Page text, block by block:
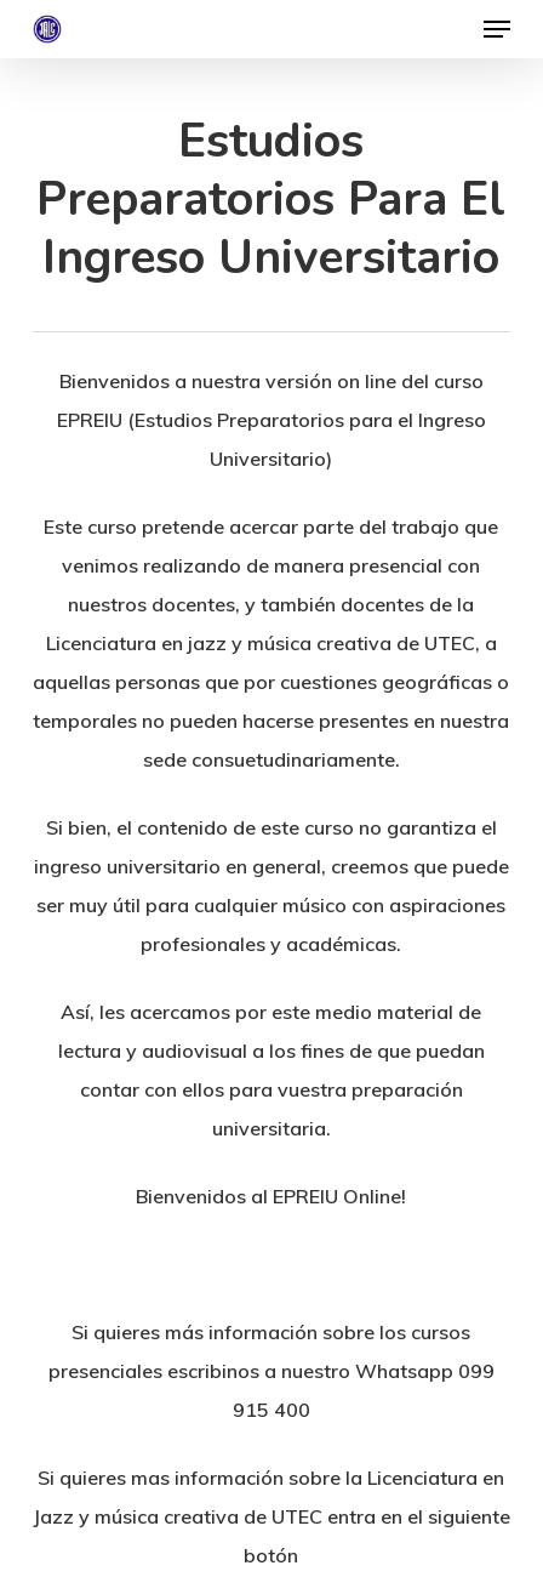
Skip
Menu
Estudios
Preparatorios Para El
Ingreso Universitario
Bienvenidos a nuestra versión on line del curso
EPREIU (Estudios Preparatorios para el Ingreso
Universitario)
Este curso pretende acercar parte del trabajo que
venimos realizando de manera presencial con
nuestros docentes, y también docentes de la
Licenciatura en jazz y música creativa de UTEC, a
aquellas personas que por cuestiones geográficas o
temporales no pueden hacerse presentes en nuestra
sede consuetudinariamente.
Si bien, el contenido de este curso no garantiza el
ingreso universitario en general, creemos que puede
ser muy útil para cualquier músico con aspiraciones
profesionales y académicas.
Así, les acercamos por este medio material de
lectura y audiovisual a los fines de que puedan
contar con ellos para vuestra preparación
universitaria.
Bienvenidos al EPREIU Online!
Si quieres más información sobre los cursos
presenciales escribinos a nuestro Whatsapp 099
915 400
Si quieres mas información sobre la Licenciatura en
Jazz y música creativa de UTEC entra en el siguiente
botón